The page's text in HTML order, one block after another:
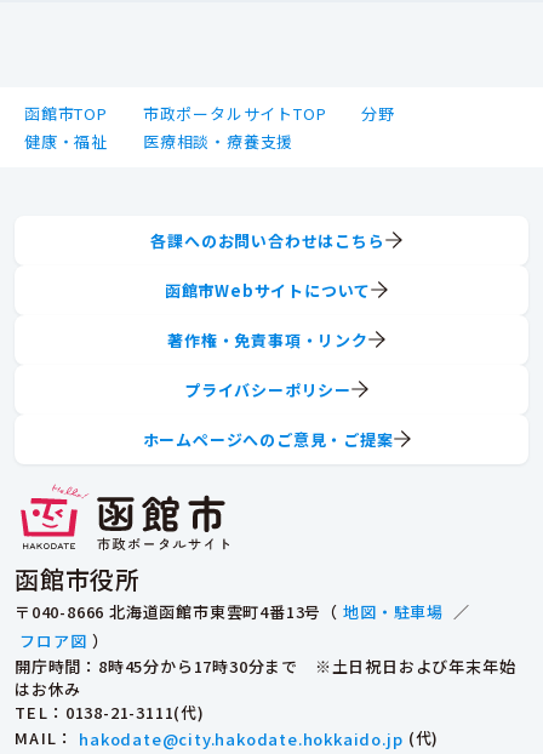
函館市TOP 市政ポータルサイトTOP
分野
健康・福祉
医療相談・療養支援
函館市役所
〒040-8666 北海道函館市東雲町4番13号（ 地図・駐車場 ／
フロア図 ）
開庁時間：8時45分から17時30分まで ※土日祝日および年末年始
はお休み
TEL ：0138-21-3111(代)
MAIL ： hakodate@city.hakodate.hokkaido.jp (代)
各課へのお問い合わせはこちら
函館市Webサイトについて
著作権・免責事項・リンク
プライバシーポリシー
ホームページへのご意見・ご提案